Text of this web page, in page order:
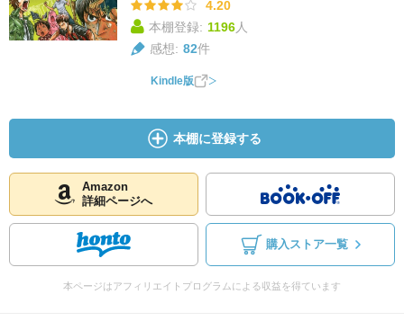
4.20
本棚登録: 1196人
感想: 82件
Kindle版
本棚に登録する
Amazon
詳細ページへ
購入ストア一覧
本ページはアフィリエイトプログラムによる収益を得ています